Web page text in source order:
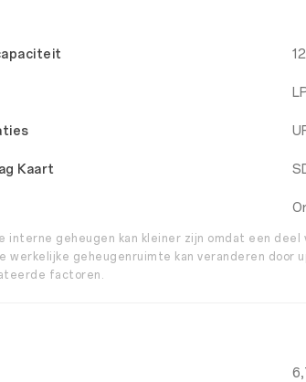
Kaart
interne geheugen kan kleiner zijn omdat een
werkelijke geheugenruimte kan veranderen door
factoren.